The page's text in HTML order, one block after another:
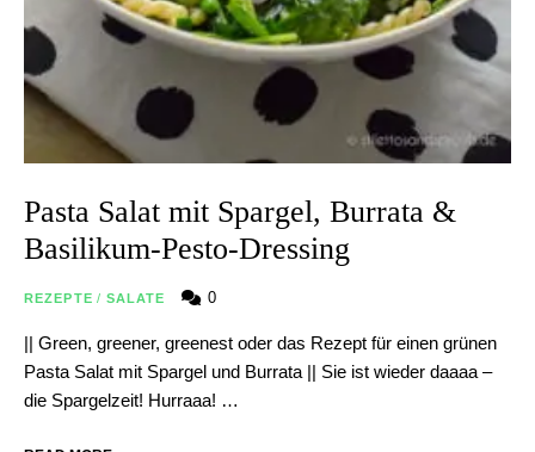
Pasta Salat mit Spargel, Burrata &
Basilikum-Pesto-Dressing
REZEPTE / SALATE 0
|| Green, greener, greenest oder das Rezept für einen grünen
Pasta Salat mit Spargel und Burrata || Sie ist wieder daaaa –
die Spargelzeit! Hurraaa! …